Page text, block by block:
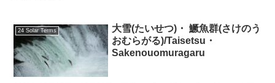
24 Solar Terms
大雪(たいせつ)・ 鱖魚群(さけのう
おむらがる)/Taisetsu・
Sakenouomuragaru